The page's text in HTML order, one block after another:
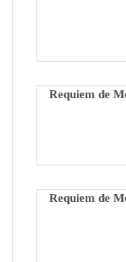
Requiem de
Requiem de